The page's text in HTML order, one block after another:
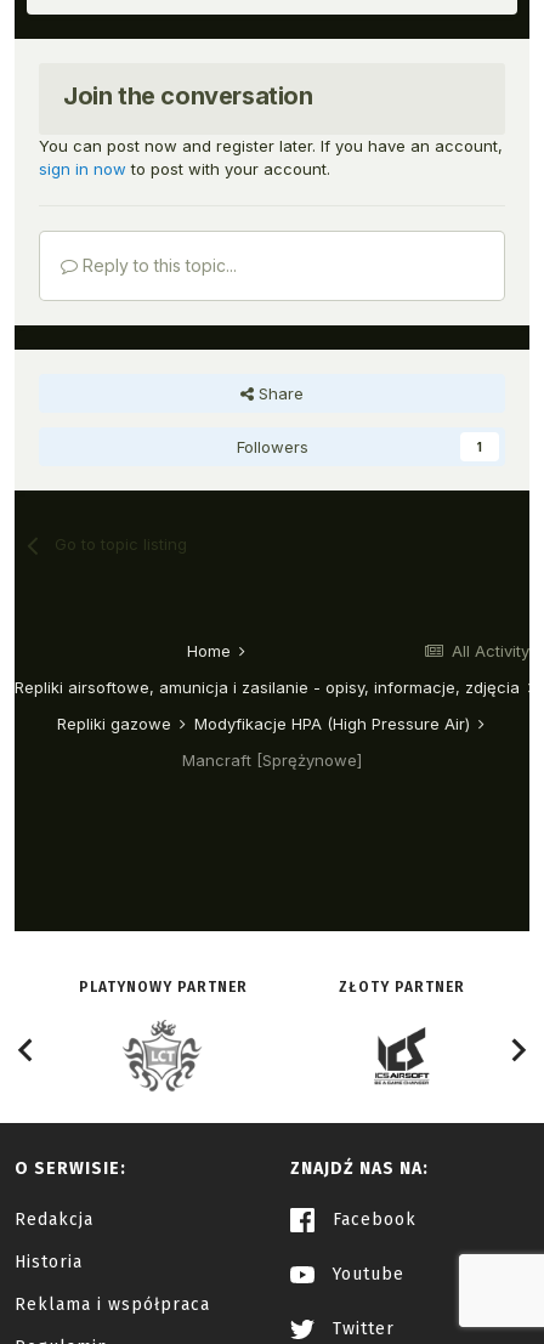
PLATYNOWY PARTNER ZŁOTY PARTNER
O SERWISIE:
Redakcja
Historia
Reklama i współpraca
ZNAJDŹ NAS NA:
Facebook
Youtube
Twitter